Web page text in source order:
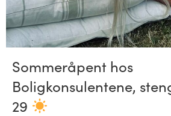
Sommeråpent hos
Boligkonsulentene,
29